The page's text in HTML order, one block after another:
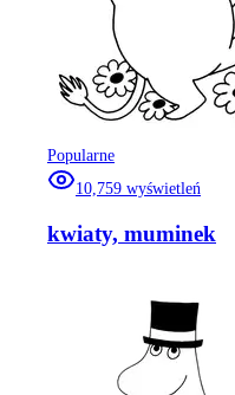
Popularne
10,759 wyświetleń
kwiaty, muminek